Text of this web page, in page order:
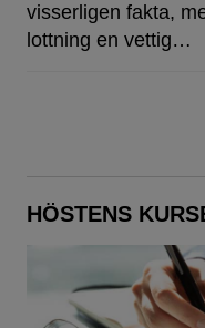
visserligen fakta,
lottning en vettig…
HÖSTENS